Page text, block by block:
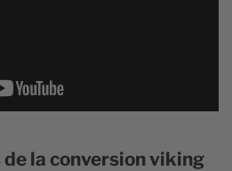
de la conversion viking